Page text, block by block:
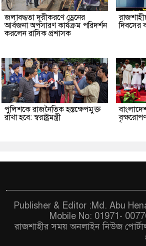
জলাবদ্ধতা দূরীকরণে ড্রেনের
আর্বজনা অপসারণ কার্যক্রম পরিদর্শন
করলেন রাসিক প্রশাসক
দিবসের
পুলিশকে রাজনৈতিক হস্তক্ষেপমুক্ত
রাখা হবে: স্বরাষ্ট্রমন্ত্রী
বৃক্ষরোপণ
Publisher & Editor :Md. Abu
Mobile No: 01971-
রাজশাহীর সময় অনলাইন নিউজ